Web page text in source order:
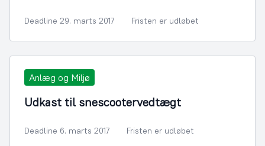
Deadline 29. marts 2017 Fristen er udløbet
Anlæg og Miljø
Udkast til snescootervedtægt
Deadline 6. marts 2017 Fristen er udløbet